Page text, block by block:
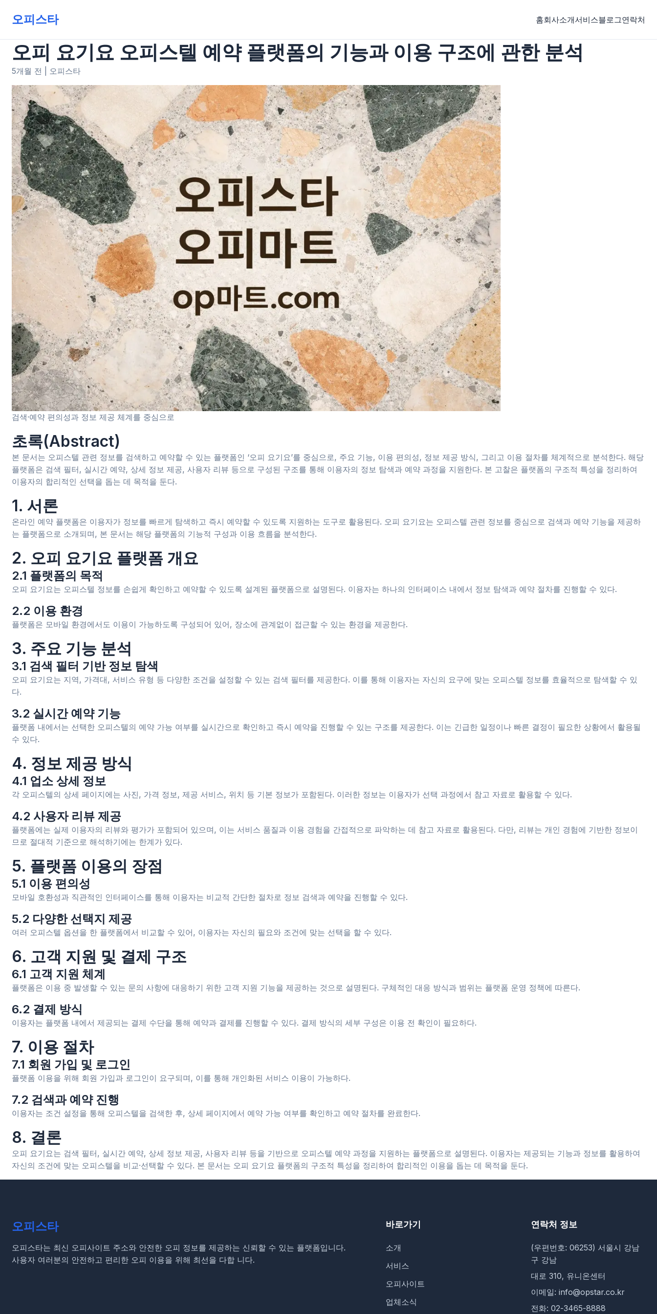
오피스타 홈회사소개서비스블로그연락처
오피 요기요 오피스텔 예약 플랫폼의 기능과 이용 구조에 관한 분석
5개월 전 오피스타
검색·예약 편의성과 정보 제공 체계를 중심으로
초록(Abstract)
본 문서는 오피스텔 관련 정보를 검색하고 예약할 수 있는 플랫폼인 ‘오피 요기요’를 중심으로, 주요 기능, 이용 편의성, 정보 제공 방식, 그리고 이용 절차를 체계적으로 분석한다. 해당
플랫폼은 검색 필터, 실시간 예약, 상세 정보 제공, 사용자 리뷰 등으로 구성된 구조를 통해 이용자의 정보 탐색과 예약 과정을 지원한다. 본 고찰은 플랫폼의 구조적 특성을 정리하여
이용자의 합리적인 선택을 돕는 데 목적을 둔다.
1. 서론
온라인 예약 플랫폼은 이용자가 정보를 빠르게 탐색하고 즉시 예약할 수 있도록 지원하는 도구로 활용된다. 오피 요기요는 오피스텔 관련 정보를 중심으로 검색과 예약 기능을 제공하
는 플랫폼으로 소개되며, 본 문서는 해당 플랫폼의 기능적 구성과 이용 흐름을 분석한다.
2. 오피 요기요 플랫폼 개요
2.1 플랫폼의 목적
오피 요기요는 오피스텔 정보를 손쉽게 확인하고 예약할 수 있도록 설계된 플랫폼으로 설명된다. 이용자는 하나의 인터페이스 내에서 정보 탐색과 예약 절차를 진행할 수 있다.
2.2 이용 환경
플랫폼은 모바일 환경에서도 이용이 가능하도록 구성되어 있어, 장소에 관계없이 접근할 수 있는 환경을 제공한다.
3. 주요 기능 분석
3.1 검색 필터 기반 정보 탐색
오피 요기요는 지역, 가격대, 서비스 유형 등 다양한 조건을 설정할 수 있는 검색 필터를 제공한다. 이를 통해 이용자는 자신의 요구에 맞는 오피스텔 정보를 효율적으로 탐색할 수 있
다.
3.2 실시간 예약 기능
플랫폼 내에서는 선택한 오피스텔의 예약 가능 여부를 실시간으로 확인하고 즉시 예약을 진행할 수 있는 구조를 제공한다. 이는 긴급한 일정이나 빠른 결정이 필요한 상황에서 활용될
수 있다.
4. 정보 제공 방식
4.1 업소 상세 정보
각 오피스텔의 상세 페이지에는 사진, 가격 정보, 제공 서비스, 위치 등 기본 정보가 포함된다. 이러한 정보는 이용자가 선택 과정에서 참고 자료로 활용할 수 있다.
4.2 사용자 리뷰 제공
플랫폼에는 실제 이용자의 리뷰와 평가가 포함되어 있으며, 이는 서비스 품질과 이용 경험을 간접적으로 파악하는 데 참고 자료로 활용된다. 다만, 리뷰는 개인 경험에 기반한 정보이
므로 절대적 기준으로 해석하기에는 한계가 있다.
5. 플랫폼 이용의 장점
5.1 이용 편의성
모바일 호환성과 직관적인 인터페이스를 통해 이용자는 비교적 간단한 절차로 정보 검색과 예약을 진행할 수 있다.
5.2 다양한 선택지 제공
여러 오피스텔 옵션을 한 플랫폼에서 비교할 수 있어, 이용자는 자신의 필요와 조건에 맞는 선택을 할 수 있다.
6. 고객 지원 및 결제 구조
6.1 고객 지원 체계
플랫폼은 이용 중 발생할 수 있는 문의 사항에 대응하기 위한 고객 지원 기능을 제공하는 것으로 설명된다. 구체적인 대응 방식과 범위는 플랫폼 운영 정책에 따른다.
6.2 결제 방식
이용자는 플랫폼 내에서 제공되는 결제 수단을 통해 예약과 결제를 진행할 수 있다. 결제 방식의 세부 구성은 이용 전 확인이 필요하다.
7. 이용 절차
7.1 회원 가입 및 로그인
플랫폼 이용을 위해 회원 가입과 로그인이 요구되며, 이를 통해 개인화된 서비스 이용이 가능하다.
7.2 검색과 예약 진행
이용자는 조건 설정을 통해 오피스텔을 검색한 후, 상세 페이지에서 예약 가능 여부를 확인하고 예약 절차를 완료한다.
8. 결론
오피 요기요는 검색 필터, 실시간 예약, 상세 정보 제공, 사용자 리뷰 등을 기반으로 오피스텔 예약 과정을 지원하는 플랫폼으로 설명된다. 이용자는 제공되는 기능과 정보를 활용하여
자신의 조건에 맞는 오피스텔을 비교·선택할 수 있다. 본 문서는 오피 요기요 플랫폼의 구조적 특성을 정리하여 합리적인 이용을 돕는 데 목적을 둔다.
오피스타
오피스타는 최신 오피사이트 주소와 안전한 오피 정보를 제공하는 신뢰할 수 있는 플랫폼입니다.
사용자 여러분의 안전하고 편리한 오피 이용을 위해 최선을 다합 니다.
바로가기
소개
서비스
오피사이트
업체소식
연락처 정보
(우편번호: 06253) 서울시 강남
구 강남
대로 310, 유니온센터
이메일: info@opstar.co.kr
전화: 02-3465-8888